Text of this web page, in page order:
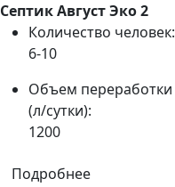
Септик Август Эко 2
Количество человек:
6-10
Объем переработки
(л/сутки):
1200
Подробнее